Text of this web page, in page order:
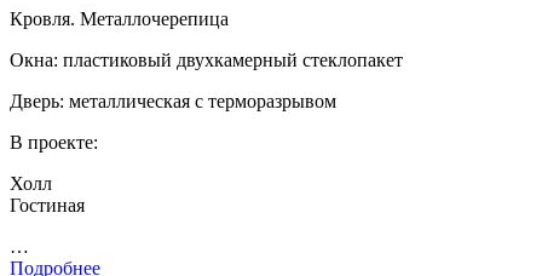
Кровля. Металлочерепица
Окна: пластиковый двухкамерный стеклопакет
Дверь: металлическая с терморазрывом
В проекте:
Холл
Гостиная
…
Подробнее